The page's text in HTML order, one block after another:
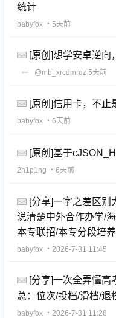
统计
babyfox ・5天前
[原创]想学安卓逆向
@mb_xrcdmrqz 5天前
[原创]信用卡，不止
babyfox ・6天前
[原创]基于
2h1p1ng ・6天前
[分享]一字之差区别
说清楚中外合作办学/
本专联招/本专分段培
babyfox ・2026-7-31 11:45
[分享]一次全弄懂高
总：位次/投档/滑档/退
babyfox ・2026-7-31 11:28